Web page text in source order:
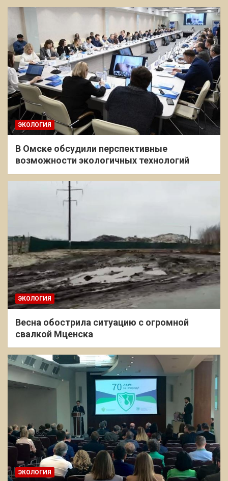
ЭКОЛОГИЯ
В Омске обсудили перспективные
возможности экологичных технологий
ЭКОЛОГИЯ
Весна обострила ситуацию с огромной
свалкой Мценска
ЭКОЛОГИЯ